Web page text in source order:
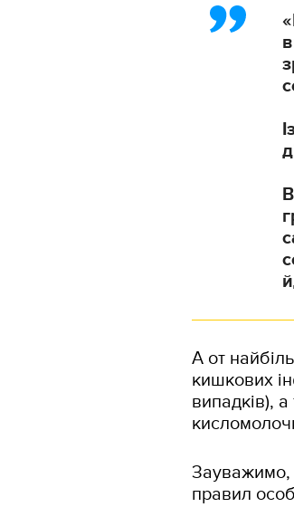
А от
кишкових
випадків),
Зауважимо,
правил